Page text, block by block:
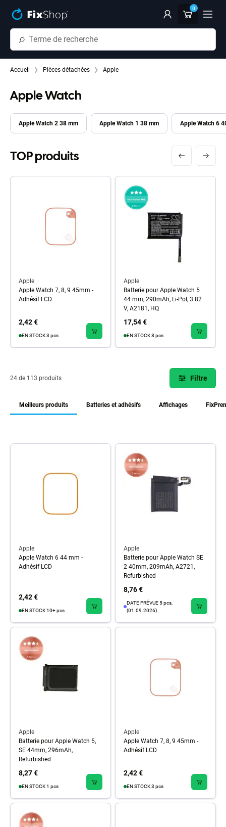
0
Accueil Pièces détachées Apple
Apple Watch
Apple Watch 2 38 mm Apple Watch 1 38 mm Apple Watch 6
TOP produits
Apple
Apple Watch 7, 8, 9 45mm -
Adhésif LCD
2,42 €
EN STOCK 3 pcs
Apple
Batterie pour Apple Watch 5
44 mm, 290mAh, Li-Pol, 3.82
V, A2181, HQ
17,54 €
EN STOCK 8 pcs
24 de 113 produits Filtre
Meilleurs produits Batteries et adhésifs Affichages
Apple
Apple Watch 6 44 mm -
Adhésif LCD
2,42 €
EN STOCK 10+ pcs
Apple
Batterie pour Apple Watch SE
2 40mm, 209mAh, A2721,
Refurbished
8,76 €
DATE PRÉVUE 5 pcs,
(01.09.2026)
Apple
Batterie pour Apple Watch 5,
SE 44mm, 296mAh,
Refurbished
8,27 €
EN STOCK 1 pcs
Apple
Apple Watch 7, 8, 9 45mm -
Adhésif LCD
2,42 €
EN STOCK 3 pcs